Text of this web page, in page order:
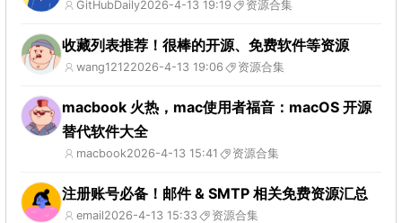
GitHubDaily2026-4-13 19:19 资源合集
收藏列表推荐！很棒的开源、免费软件等资源
wang12122026-4-13 19:06 资源合集
macbook 火热，mac使用者福音：macOS 开源
替代软件大全
macbook2026-4-13 15:41 资源合集
注册账号必备！邮件 & SMTP 相关免费资源汇总
email2026-4-13 15:33 资源合集